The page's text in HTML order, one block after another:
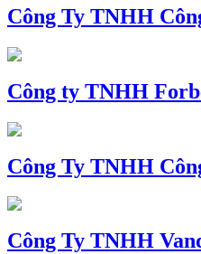
Công Ty TNHH
Công ty TNHH
Công Ty TNHH
Công Ty TNHH